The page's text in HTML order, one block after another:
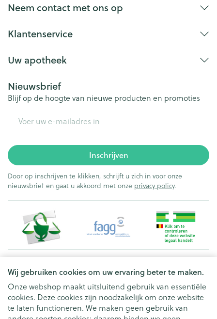
Wij gebruiken cookies om uw ervaring beter te maken.
Onze webshop maakt uitsluitend gebruik van essentiële
cookies. Deze cookies zijn noodzakelijk om onze website
te laten functioneren. We maken geen gebruik van
Neem contact met ons op
Klantenservice
Uw apotheek
Nieuwsbrief
Blijf op de hoogte van nieuwe producten en promoties
Inschrijven
Door op inschrijven te klikken, schrijft u zich in voor onze
nieuwsbrief en gaat u akkoord met onze privacy policy.
Juridische links